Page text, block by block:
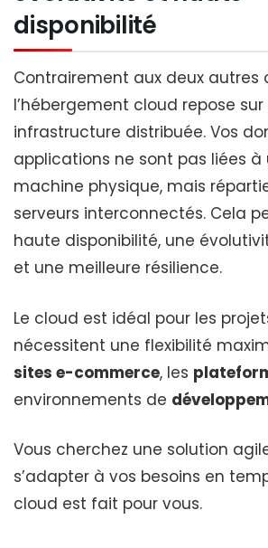
disponibilité
Contrairement aux deux autres
l’hébergement cloud repose sur
infrastructure distribuée. Vos
applications ne sont pas liées à
machine physique, mais
serveurs interconnectés. Cela
haute disponibilité, une
et une meilleure résilience.
Le cloud est idéal pour les
nécessitent une flexibilité
sites e-commerce, les
environnements de
Vous cherchez une solution
s’adapter à vos besoins en
cloud est fait pour vous.